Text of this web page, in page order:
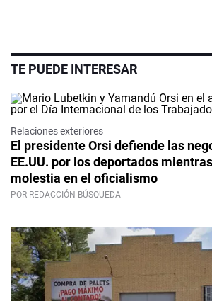
TE PUEDE INTERESAR
Relaciones exteriores
El presidente Orsi defiende las
EE.UU. por los deportados
molestia en el oficialismo
POR REDACCIÓN BÚSQUEDA